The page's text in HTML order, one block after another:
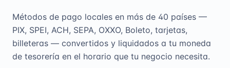
Métodos de pago locales en más de 40 países —
PIX, SPEI, ACH, SEPA, OXXO, Boleto, tarjetas,
billeteras — convertidos y liquidados a tu moneda
de tesorería en el horario que tu negocio necesita.